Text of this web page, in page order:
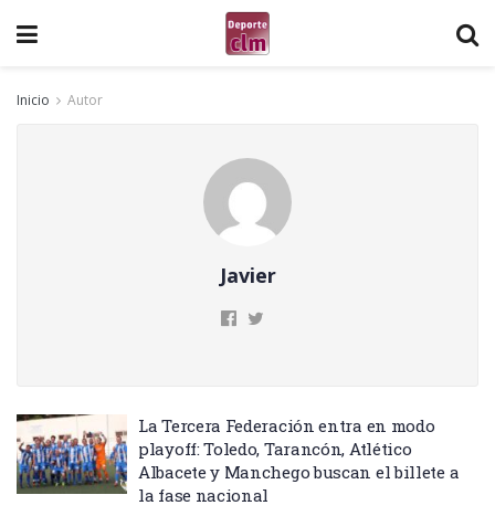
Inicio Autor
Javier
La Tercera Federación entra en modo
playoff: Toledo, Tarancón, Atlético
Albacete y Manchego buscan el billete a
la fase nacional